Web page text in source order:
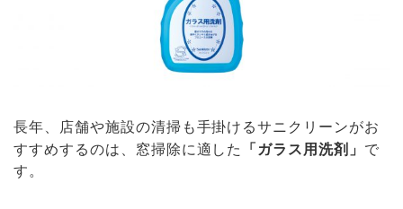
長年、店舗や施設の清掃も手掛けるサニクリーンがお
すすめするのは、窓掃除に適した 「ガラス用洗剤」 で
す。